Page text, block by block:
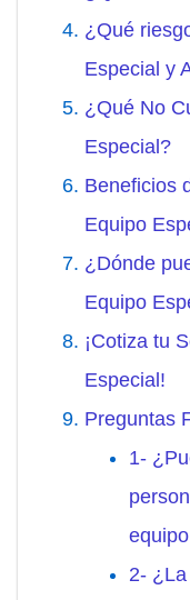
¿Qué
Especial y
¿Qué No
Especial?
Beneficios
Equipo
¿Dónde
Equipo
¡Cotiza tu
Especial!
Preguntas
1-
2-